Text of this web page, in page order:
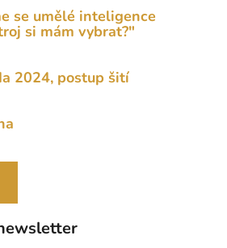
se umělé inteligence
si mám vybrat?"
2024, postup šití